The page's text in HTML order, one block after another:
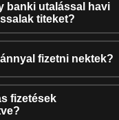
banki utalással havi
titeket?
fizetni nektek?
fizetések